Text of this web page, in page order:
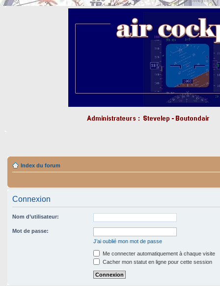
Index du forum
Connexion
Nom d’utilisateur:
Mot de passe:
J’ai oublié mon mot de passe
Me connecter automatiquement à chaque visite
Cacher mon statut en ligne pour cette session